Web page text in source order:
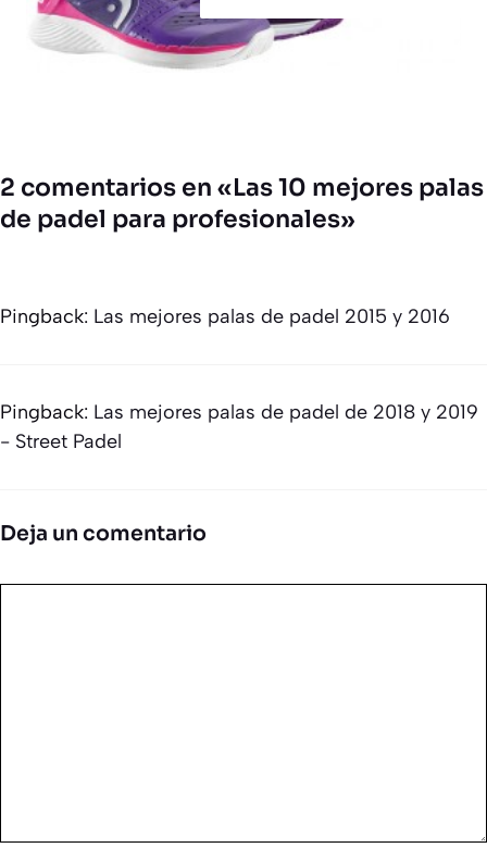
2 comentarios en «Las 10 mejores palas
de padel para profesionales»
Pingback: Las mejores palas de padel 2015 y 2016
Pingback: Las mejores palas de padel de 2018 y 2019
- Street Padel
Deja un comentario